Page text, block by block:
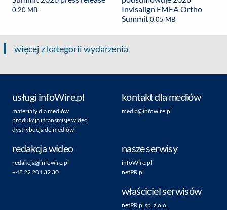
0.20 MB
Invisalign EMEA Ortho
Summit0.05 MB
więcej z kategorii wydarzenia
usługi infoWire.pl
materiały dla mediów
produkcja i transmisje wideo
dystrybucja do mediów
kontakt dla mediów
media@infowire.pl
redakcja wideo
redakcja@infowire.pl
+48 22 201 32 30
nasze serwisy
infoWire.pl
netPR.pl
właściciel serwisów
netPR.pl sp. z o.o.